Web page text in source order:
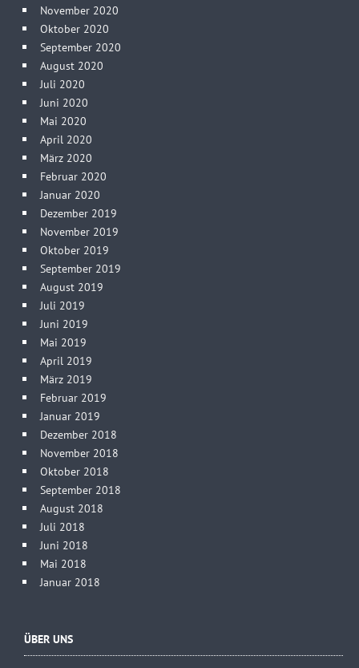
November 2020
Oktober 2020
September 2020
August 2020
Juli 2020
Juni 2020
Mai 2020
April 2020
März 2020
Februar 2020
Januar 2020
Dezember 2019
November 2019
Oktober 2019
September 2019
August 2019
Juli 2019
Juni 2019
Mai 2019
April 2019
März 2019
Februar 2019
Januar 2019
Dezember 2018
November 2018
Oktober 2018
September 2018
August 2018
Juli 2018
Juni 2018
Mai 2018
Januar 2018
ÜBER UNS